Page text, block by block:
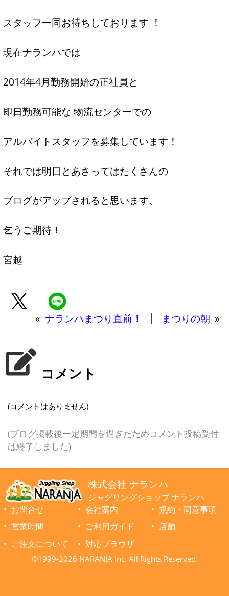
スタッフ一同お待ちしております ！
現在ナランハでは
2014年4月勤務開始の正社員と
即日勤務可能な 物流センターでの
アルバイトスタッフを募集しています！
それでは明日とあさってはたくさんの
ブログがアップされると思います、
乞うご期待！
宮越
« ナランハまつり直前！ まつりの朝 »
コメント
(コメントはありません)
(ブログ掲載後一定期間を過ぎたためコメント投稿受付
は終了しました)
株式会社 ナランハ
ジャグリングショップ ナランハ
お問合せ
会社案内
規約・同意事項
営業時間
ご利用ガイド
店舗
ご注文について
対応ブラウザ
©1999-2026 NARANJA Inc. All Rights Reserved.